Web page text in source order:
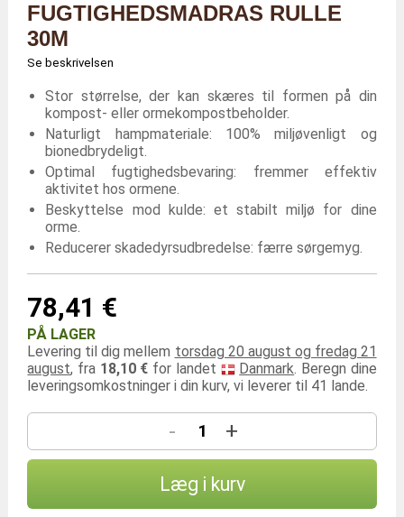
FUGTIGHEDSMADRAS RULLE
30M
Se beskrivelsen
Stor størrelse, der kan skæres til formen på din
kompost- eller ormekompostbeholder.
Naturligt hampmateriale: 100% miljøvenligt og
bionedbrydeligt.
Optimal fugtighedsbevaring: fremmer effektiv
aktivitet hos ormene.
Beskyttelse mod kulde: et stabilt miljø for dine
orme.
Reducerer skadedyrsudbredelse: færre sørgemyg.
78,41 €
PÅ LAGER
Levering til dig mellem torsdag 20 august og fredag 21
august, fra 18,10 € for landet Danmark. Beregn dine
leveringsomkostninger i din kurv, vi leverer til 41 lande.
- +
Læg i kurv